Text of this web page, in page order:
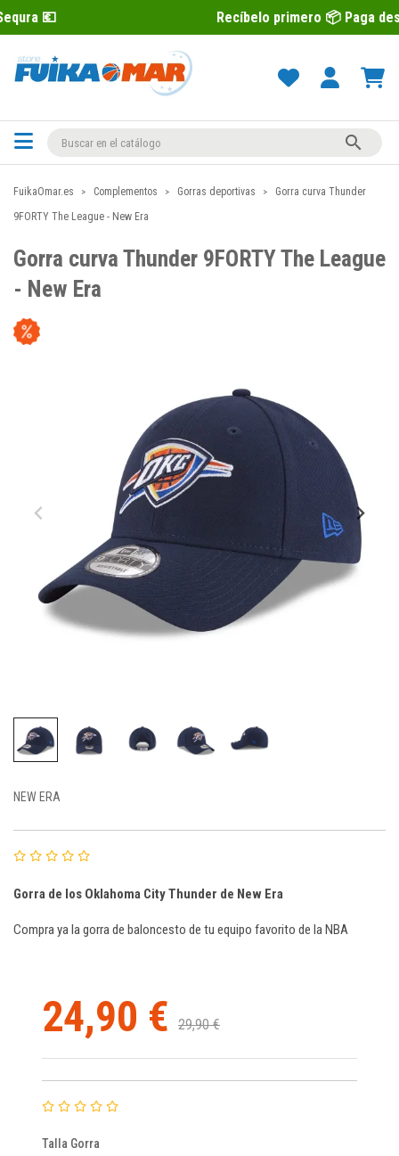
Recíbelo primero 📦 Paga después con

FuikaOmar.es Complementos Gorras deportivas
Gorra curva Thunder
9FORTY The League - New Era
Gorra curva Thunder 9FORTY The League
- New Era
NEW ERA
Gorra de los Oklahoma City Thunder de New Era
Compra ya la gorra de baloncesto de tu equipo favorito de la NBA
24,90 € 29,90 €
Talla Gorra